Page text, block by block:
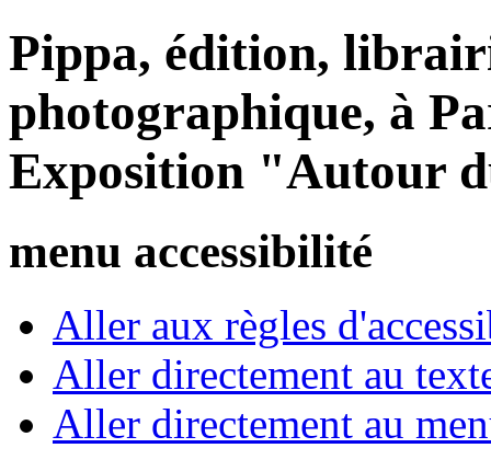
Pippa, édition,
photographique, à
Exposition "Autour
menu accessibilité
Aller aux règles
Aller directement au
Aller directement au